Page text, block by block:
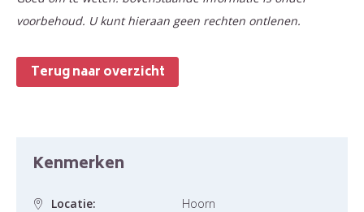
voorbehoud. U kunt hieraan geen rechten ontlenen.
Terug naar overzicht
Kenmerken
Locatie: Hoorn